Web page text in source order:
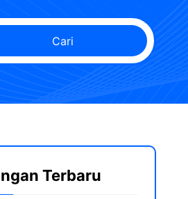
Cari
Terbaru